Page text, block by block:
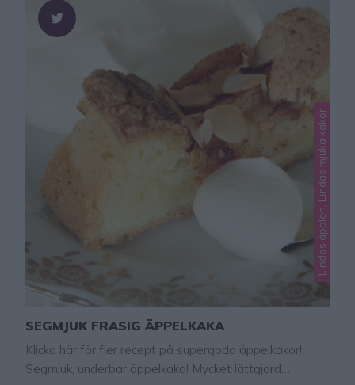
Lindas äpplen, Lindas mjuka kakor
SEGMJUK FRASIG ÄPPELKAKA
Klicka här för fler recept på supergoda äppelkakor!
Segmjuk, underbar äppelkaka! Mycket lättgjord